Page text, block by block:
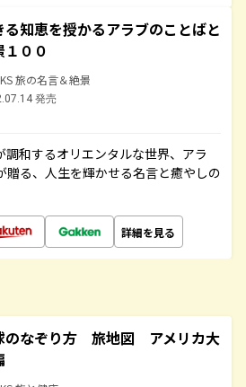
る知恵を授かるアラブのことばと
１００
旅の名言＆絶景
発売
調和するオリエンタルな世界、アラ
贈る、人生を輝かせる名言と癒やしの
詳細を見る
のなぞり方 旅地図 アメリカ大